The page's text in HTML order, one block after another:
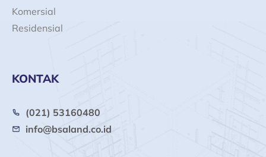
Komersial
Residensial
KONTAK
(021) 53160480
info@bsaland.co.id